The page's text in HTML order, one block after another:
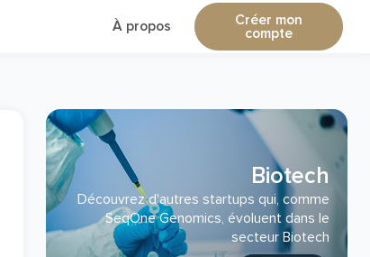
À propos Créer mon
compte
Biotech
Découvrez d'autres startups qui, comme
SeqOne Genomics, évoluent dans le
secteur Biotech